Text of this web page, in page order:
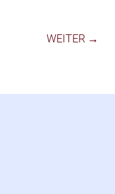
WEITER →